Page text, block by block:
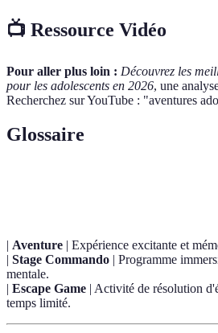
📺 Ressource Vidéo
Pour aller plus loin : Découvrez les
pour les adolescents en 2026, une
Recherchez sur YouTube : "aventures
Glossaire
| Aventure | Expérience excitante et
| Stage Commando | Programme
mentale.
| Escape Game | Activité de résolution
temps limité.